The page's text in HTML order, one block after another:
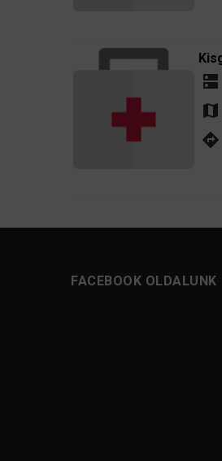
dns
map
directions
FACEBOOK OLDALUNK